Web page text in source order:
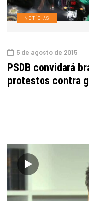
NOTÍCIAS
5 de agosto de 2015
PSDB convidará
protestos contra